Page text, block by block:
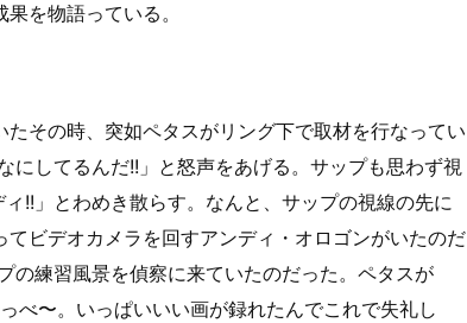
を物語っている。
その時、突如ペタスがリング下で取材を行なってい
してるんだ!!」と怒声をあげる。サップも思わず視
!!」とわめき散らす。なんと、サップの視線の先に
ビデオカメラを回すアンディ・オロゴンがいたのだ
の練習風景を偵察に来ていたのだった。ペタスが
べ〜。いっぱいいい画が録れたんでこれで失礼し